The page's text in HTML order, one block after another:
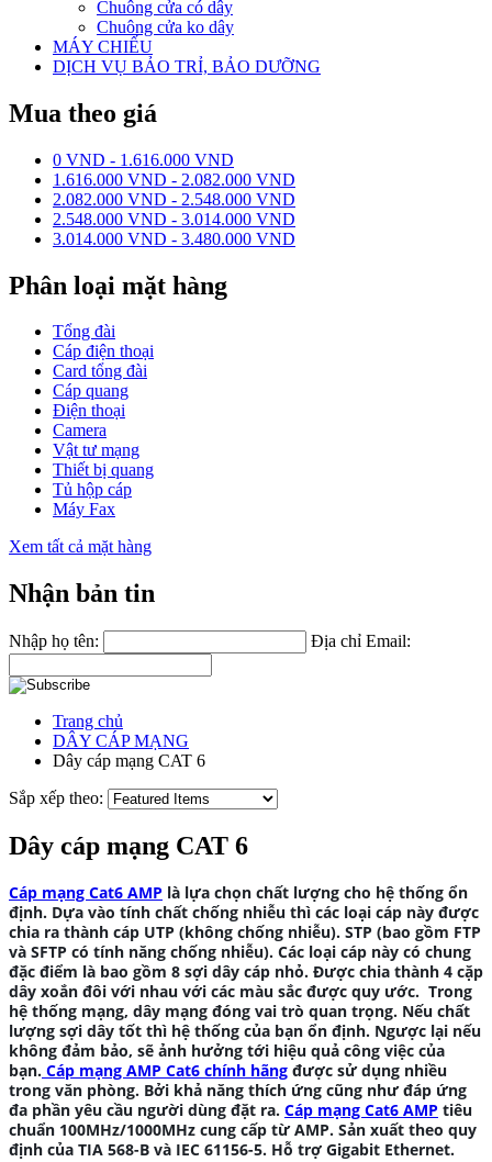
Chuông cửa có dây
Chuông cửa ko dây
MÁY CHIẾU
DỊCH VỤ BẢO TRỈ, BẢO DƯỠNG
Mua theo giá
0 VND - 1.616.000 VND
1.616.000 VND - 2.082.000 VND
2.082.000 VND - 2.548.000 VND
2.548.000 VND - 3.014.000 VND
3.014.000 VND - 3.480.000 VND
Phân loại mặt hàng
Tổng đài
Cáp điện thoại
Card tổng đài
Cáp quang
Điện thoại
Camera
Vật tư mạng
Thiết bị quang
Tủ hộp cáp
Máy Fax
Xem tất cả mặt hàng
Nhận bản tin
Nhập họ tên: Địa chỉ Email:
Trang chủ
DÂY CÁP MẠNG
Dây cáp mạng CAT 6
Sắp xếp theo:
Dây cáp mạng CAT 6
Cáp mạng Cat6 AMP là lựa chọn chất lượng cho hệ thống ổn
định. Dựa vào tính chất chống nhiễu thì các loại cáp này được
chia ra thành cáp UTP (không chống nhiễu). STP (bao gồm FTP
và SFTP có tính năng chống nhiễu). Các loại cáp này có chung
đặc điểm là bao gồm 8 sợi dây cáp nhỏ. Được chia thành 4 cặp
dây xoắn đôi với nhau với các màu sắc được quy ước. Trong
hệ thống mạng, dây mạng đóng vai trò quan trọng. Nếu chất
lượng sợi dây tốt thì hệ thống của bạn ổn định. Ngược lại nếu
không đảm bảo, sẽ ảnh hưởng tới hiệu quả công việc của
bạn. Cáp mạng AMP Cat6 chính hãng được sử dụng nhiều
trong văn phòng. Bởi khả năng thích ứng cũng như đáp ứng
đa phần yêu cầu người dùng đặt ra. Cáp mạng Cat6 AMP tiêu
chuẩn 100MHz/1000MHz cung cấp từ AMP. Sản xuất theo quy
định của TIA 568-B và IEC 61156-5. Hỗ trợ Gigabit Ethernet.